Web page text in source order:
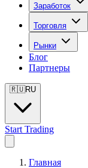
Заработок
Торговля
Рынки
Блог
Партнеры
🇷🇺RU
Start Trading
Главная